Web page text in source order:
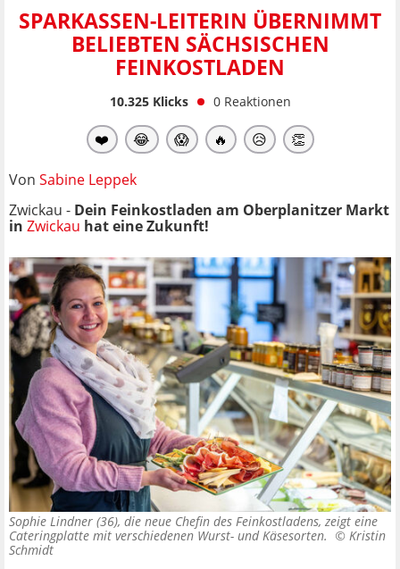
SPARKASSEN-LEITERIN ÜBERNIMMT
BELIEBTEN SÄCHSISCHEN
FEINKOSTLADEN
10.325Klicks 0 Reaktionen
❤️ 😂 😱 🔥 😥 👏
Von Sabine Leppek
Zwickau - Dein Feinkostladen am Oberplanitzer Markt
in Zwickau hat eine Zukunft!
Sophie Lindner (36), die neue Chefin des Feinkostladens, zeigt eine
Cateringplatte mit verschiedenen Wurst- und Käsesorten. © Kristin
Schmidt